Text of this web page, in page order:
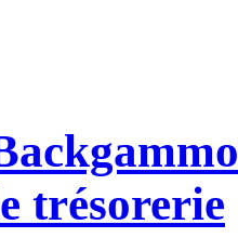
trésorerie